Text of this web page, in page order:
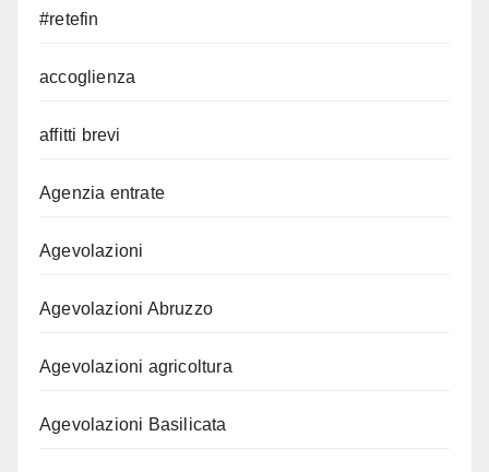
#retefin
accoglienza
affitti brevi
Agenzia entrate
Agevolazioni
Agevolazioni Abruzzo
Agevolazioni agricoltura
Agevolazioni Basilicata